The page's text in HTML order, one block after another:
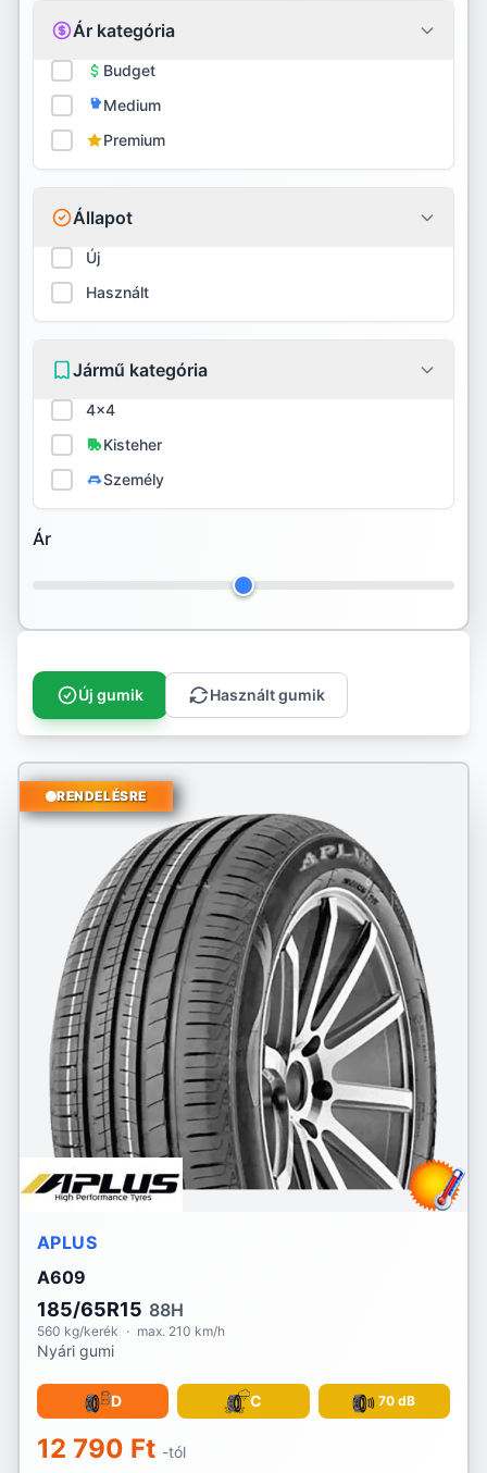
Fortune
GITI
Goodride
GT Radial
Habilead
Imperial
Kenda
Kingstar
Kleber
Kormoran
Kumho
Landspider
Lassa
Laufenn
Linglong
Marshal
Matador
Maxtrek
Michelin
Mirage
Momo
Nankang
Ár kategória
Budget
Medium
Premium
Állapot
Új
Használt
Jármű kategória
4x4
Kisteher
Személy
Ár
Új gumik Használt gumik
RENDELÉSRE
APLUS
A609
185/65R15 88H
560 kg/kerék · max. 210 km/h
Nyári gumi
D C 70 dB
12 790 Ft -tól